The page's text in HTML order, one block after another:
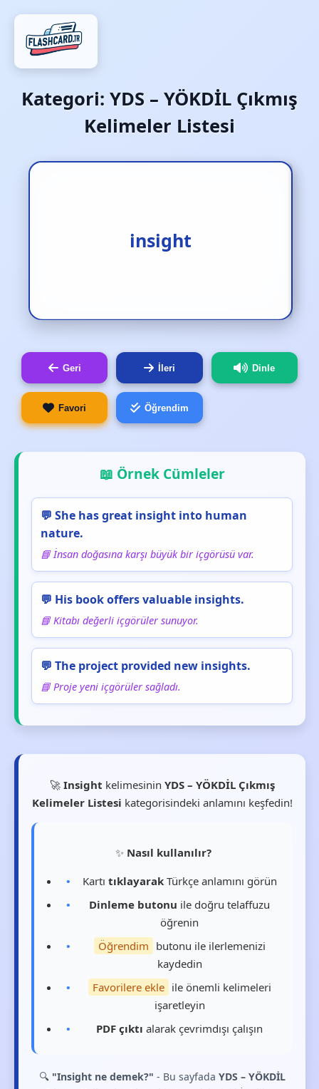
Kategori: YDS – YÖKDİL Çıkmış
Kelimeler Listesi
insight
içgörü‚ kavrayış‚ anlayış
Geri İleri Dinle
Favori Öğrendim
📖 Örnek Cümleler
💬 She has great insight into human
nature.
📘 İnsan doğasına karşı büyük bir içgörüsü var.
💬 His book offers valuable insights.
📘 Kitabı değerli içgörüler sunuyor.
💬 The project provided new insights.
📘 Proje yeni içgörüler sağladı.
🚀 Insight kelimesinin YDS – YÖKDİL Çıkmış
Kelimeler Listesi kategorisindeki anlamını keşfedin!
✨ Nasıl kullanılır?
Kartı tıklayarakTürkçe anlamını görün
Dinleme butonu ile doğru telaffuzu
öğrenin
Öğrendim butonu ile ilerlemenizi
kaydedin
Favorilere ekle ile önemli kelimeleri
işaretleyin
PDF çıktı alarak çevrimdışı çalışın
🔍 "Insight ne demek?" - Bu sayfada YDS – YÖKDİL